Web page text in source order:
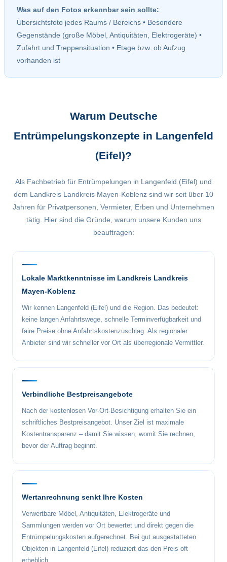
Was auf den Fotos erkennbar sein sollte:
Übersichtsfoto jedes Raums / Bereichs • Besondere
Gegenstände (große Möbel, Antiquitäten, Elektrogeräte) •
Zufahrt und Treppensituation • Etage bzw. ob Aufzug
vorhanden ist
Warum Deutsche
Entrümpelungskonzepte in Langenfeld
(Eifel)?
Als Fachbetrieb für Entrümpelungen in Langenfeld (Eifel) und
dem Landkreis Landkreis Mayen-Koblenz sind wir seit über 10
Jahren für Privatpersonen, Vermieter, Erben und Unternehmen
tätig. Hier sind die Gründe, warum unsere Kunden uns
beauftragen:
Lokale Marktkenntnisse im Landkreis Landkreis
Mayen-Koblenz
Wir kennen Langenfeld (Eifel) und die Region. Das bedeutet:
keine langen Anfahrtswege, schnelle Terminverfügbarkeit und
faire Preise ohne Anfahrtskostenzuschlag. Als regionaler
Anbieter sind wir schneller vor Ort als überregionale Vermittler.
Verbindliche Bestpreisangebote
Nach der kostenlosen Vor-Ort-Besichtigung erhalten Sie ein
schriftliches Bestpreisangebot. Unser Ziel ist maximale
Kostentransparenz – damit Sie wissen, womit Sie rechnen,
bevor der Auftrag beginnt.
Wertanrechnung senkt Ihre Kosten
Verwertbare Möbel, Antiquitäten, Elektrogeräte und
Sammlungen werden vor Ort bewertet und direkt gegen die
Entrümpelungskosten aufgerechnet. Bei gut ausgestatteten
Objekten in Langenfeld (Eifel) reduziert das den Preis oft
erheblich.